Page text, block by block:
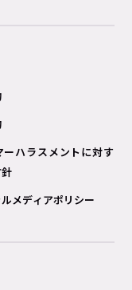
ーハラスメントに対す
メディアポリシー